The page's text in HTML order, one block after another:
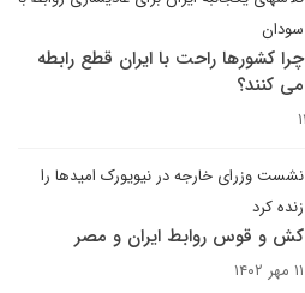
سودان
چرا کشورها راحت با ایران قطع رابطه
می کنند؟
نشست وزرای خارجه در نیویورک امیدها را
زنده کرد
کش و قوس روابط ایران و مصر
۱۱ مهر ۱۴۰۲